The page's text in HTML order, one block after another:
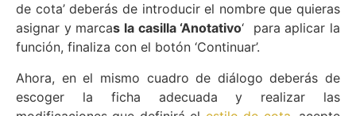
de cota’ deberás de introducir el nombre que quieras
asignar y marcas la casilla ‘Anotativo‘ para aplicar la
función, finaliza con el botón ‘Continuar’.
Ahora, en el mismo cuadro de diálogo deberás de
escoger la ficha adecuada y realizar las